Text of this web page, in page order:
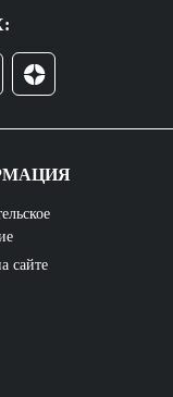
сайте